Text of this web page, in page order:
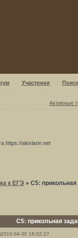
Участники
Активные
https://alexlarin.net
к ЕГЭ »С5:
С5: прикольная
2010-04-30 18:02:27